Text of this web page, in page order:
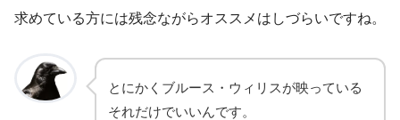
求めている方には残念ながらオススメはしづらいですね。
とにかくブルース・ウィリスが映っている
それだけでいいんです。